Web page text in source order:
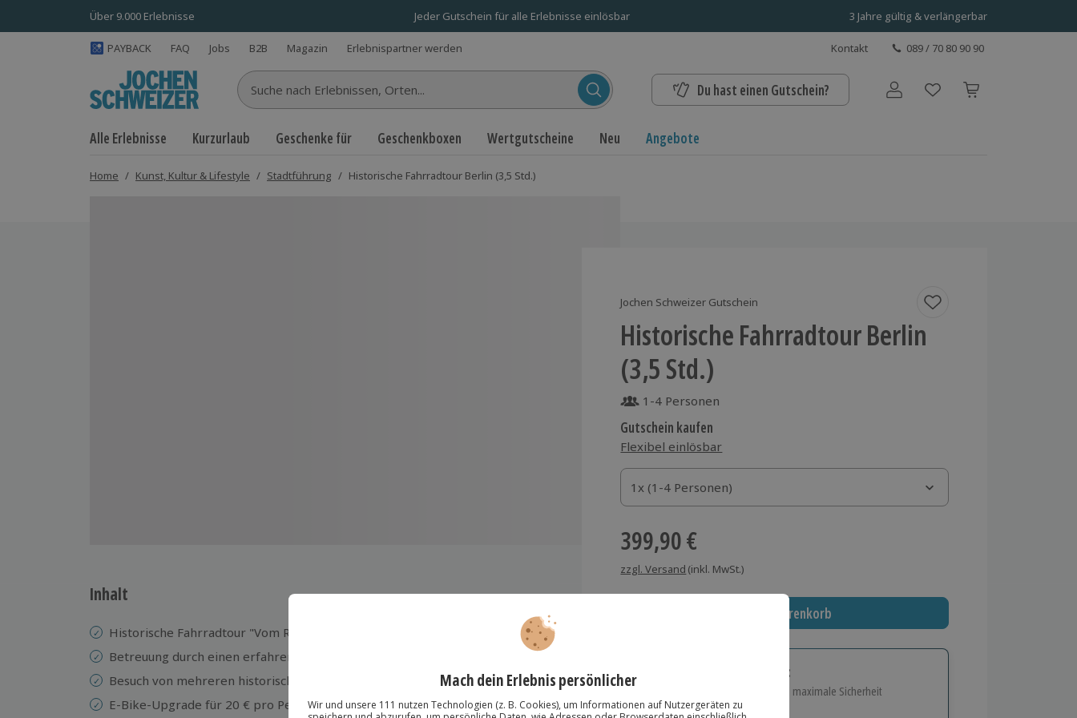
Über 9.000 Erlebnisse Jeder Gutschein für alle Erlebnisse einlösbar 3 Jahre gültig & verlängerbar
PAYBACK FAQ Jobs B2B Magazin Erlebnispartner werden Kontakt 089 / 70 80 90 90
Suche nach Erlebnissen... Du hast einen Gutschein? Benutzerkonto
Alle Erlebnisse Kurzurlaub Geschenke für Geschenkboxen Wertgutscheine Neu Angebote
Home / Kunst, Kultur & Lifestyle / Stadtführung / Historische Fahrradtour Berlin (3,5 Std.)
Jochen Schweizer Gutschein
Historische Fahrradtour Berlin
(3,5 Std.)
1-4 Personen
Gutschein kaufen
Flexibel einlösbar
1x (1-4 Personen)
1x (1-4 Personen)
1x (1-4 Personen)
399,90 €
zzgl. Versand (inkl. MwSt.)
In den Warenkorb
Immer das richtige Geschenk:
Große Auswahl, volle Flexibilität und maximale Sicherheit
Inhalt
Historische Fahrradtour "Vom Reich zur Wiedervereinigung" durch Berlin
Betreuung durch einen erfahrenen Guide
Besuch von mehreren historischen Orten vom 20. Jahrhundert
E-Bike-Upgrade für 20 € pro Person möglich